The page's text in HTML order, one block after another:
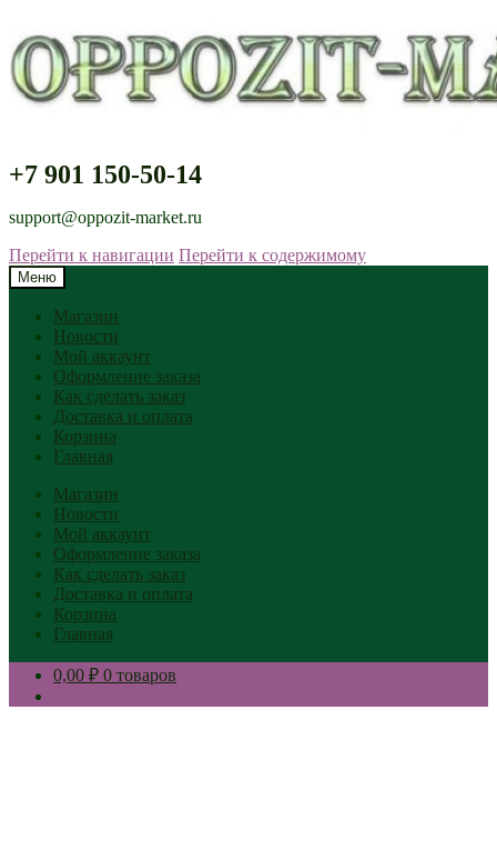
+7 901 150-50-14
support@oppozit-market.ru
Перейти к навигации Перейти к содержимому
Меню
Магазин
Новости
Мой аккаунт
Оформление заказа
Как сделать заказ
Доставка и оплата
Корзина
Главная
Магазин
Новости
Мой аккаунт
Оформление заказа
Как сделать заказ
Доставка и оплата
Корзина
Главная
0,00 ₽ 0 товаров